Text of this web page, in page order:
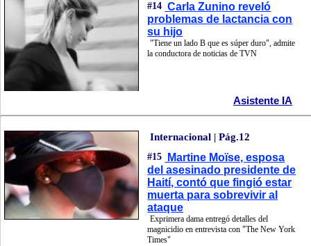
#14 Carla Zunino reveló
problemas de lactancia con
su hijo
"Tiene un lado B que es súper duro", admite
la conductora de noticias de TVN
Asistente IA
Internacional | Pág.12
#15
Martine Moïse, esposa
del asesinado presidente de
Haití, contó que fingió estar
muerta para sobrevivir al
ataque
Exprimera dama entregó detalles del
magnicidio en entrevista con "The New York
Times"